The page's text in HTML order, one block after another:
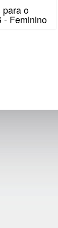
para o
- Feminino
– Segunda